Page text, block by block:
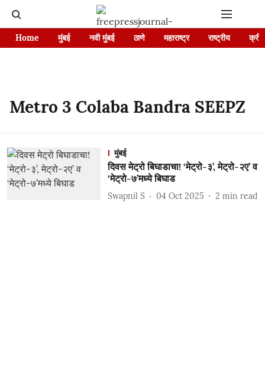
Home मुंबई नवी मुंबई ठाणे महाराष्ट्र राष्ट्रीय
Metro 3 Colaba Bandra SEEPZ
मुंबई
दिवस मेट्रो बिघाडाचा! ‘मेट्रो-३’, मेट्रो-२ए’ व
‘मेट्रो-७’मध्ये बिघाड
Swapnil S 04 Oct 2025 2 min read